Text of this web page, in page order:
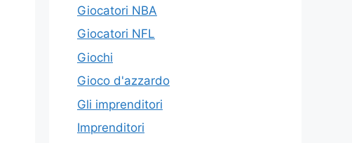
Giocatori NBA
Giocatori NFL
Giochi
Gioco d'azzardo
Gli imprenditori
Imprenditori